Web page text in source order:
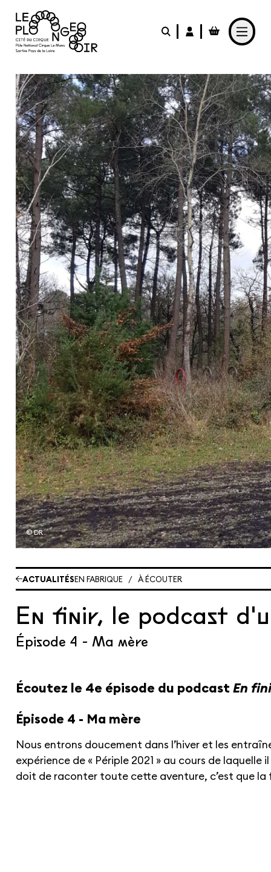
© DR
ACTUALITÉSEN FABRIQUE / À ÉCOUTER
En finir, le podcast
Épisode 4 - Ma mère
Écoutez le 4e épisode du podcastEn
Épisode 4 - Ma mère
Nous entrons doucement dans l’hiver et les
expérience de « Périple 2021 » au cours de
doit de raconter toute cette aventure, c’est que la
LE PLONGEOIR
PARTICIPER
PRATIQUER
FABRIQUER
L'AGENDA
L'ACTUALITÉ
Le Café
Les cours hebdos
Le Festival
Infos pratiques
RessourcesEspace presse/prosRecrutement
Cartes cadeauxContactez-nous !
S'abonner à la newsletter